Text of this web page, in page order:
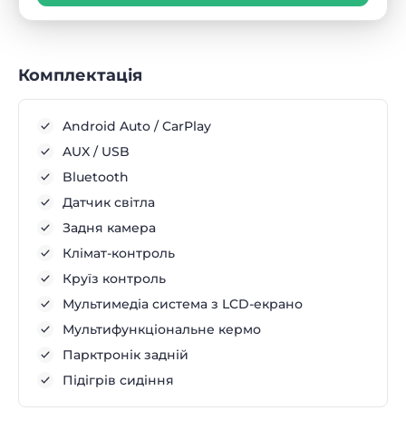
Комплектація
Android Auto / CarPlay
AUX / USB
Bluetooth
Датчик світла
Задня камера
Клімат-контроль
Круїз контроль
Мультимедіа система з LCD-екрано
Мультифункціональне кермо
Парктронік задній
Підігрів сидіння